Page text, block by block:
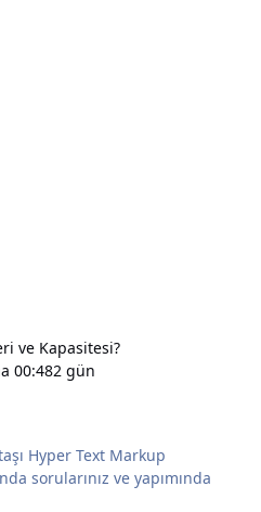
ve Kapasitesi?
00:482 gün
Hyper Text Markup
sorularınız ve yapımında